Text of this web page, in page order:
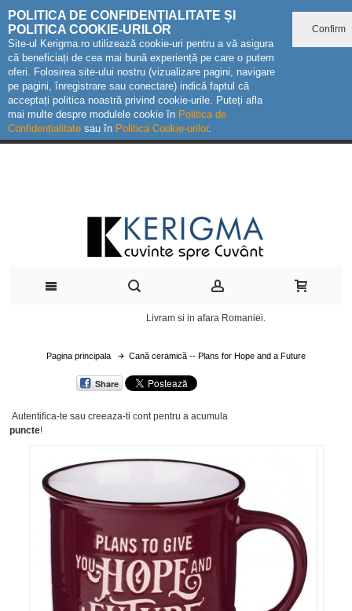
POLITICA DE CONFIDENȚIALITATE ȘI
POLITICA COOKIE-URILOR
Site-ul Kerigma.ro utilizează cookie-uri pentru a vă asigura
că beneficiați de cea mai bună experiență pe care o putem
oferi. Folosirea site-ului nostru (vizualizare pagini, navigare
pe pagini, înregistrare sau conectare) indică faptul că
acceptați politica noastră privind cookie-urile. Puteți afla
mai multe despre modulele cookie în Politica de
Confidențialitate sau în Politica Cookie-urilor.
Confirm
Livram si in afara Romaniei.
Pagina principala Cană ceramică -- Plans for Hope and a Future
Share
Autentifica-te sau creeaza-ti contpentru a acumula
puncte!